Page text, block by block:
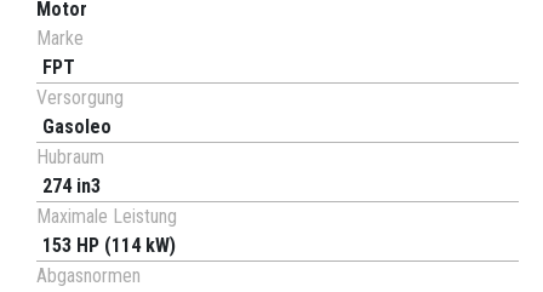
Motor
Marke
FPT
Versorgung
Gasoleo
Hubraum
274 in3
Maximale Leistung
153 HP (114 kW)
Abgasnormen